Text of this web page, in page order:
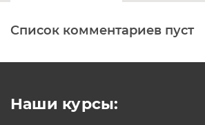
Список комментариев пуст
Наши курсы: